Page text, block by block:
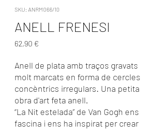
SKU: ANRM066/10
ANELL FRENESI
62,90 €
Anell de plata amb traços gravats
molt marcats en forma de cercles
concèntrics irregulars. Una petita
obra d'art feta anell.
“La Nit estelada” de Van Gogh ens
fascina i ens ha inspirat per crear